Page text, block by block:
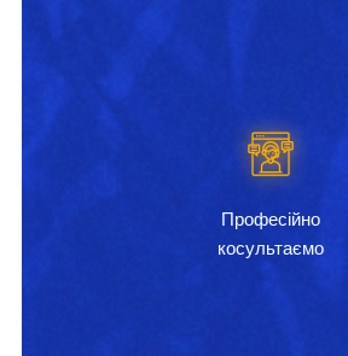
Професійно
косультаємо